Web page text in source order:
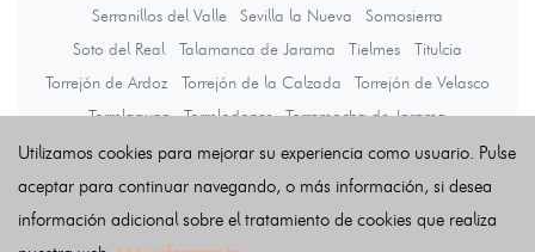
Serranillos del Valle
Sevilla la Nueva
Somosierra
Soto del Real
Talamanca de Jarama Tielmes
Titulcia
Torrejón de Ardoz
Torrejón de la Calzada
Torrejón de Velasco
Torrelaguna
Torrelodones
Torremocha de Jarama
Torres de la Alameda
Tres Cantos Valdaracete
Valdeavero
Valdelaguna
Valdemanco Valdemaqueda
Valdemorillo
Valdemoro
Valdeolmos-Alalpardo
Valdepiélagos
Utilizamos cookies para mejorar su experiencia como usuario. Pulse
aceptar para continuar navegando, o más información, si desea
información adicional sobre el tratamiento de cookies que realiza